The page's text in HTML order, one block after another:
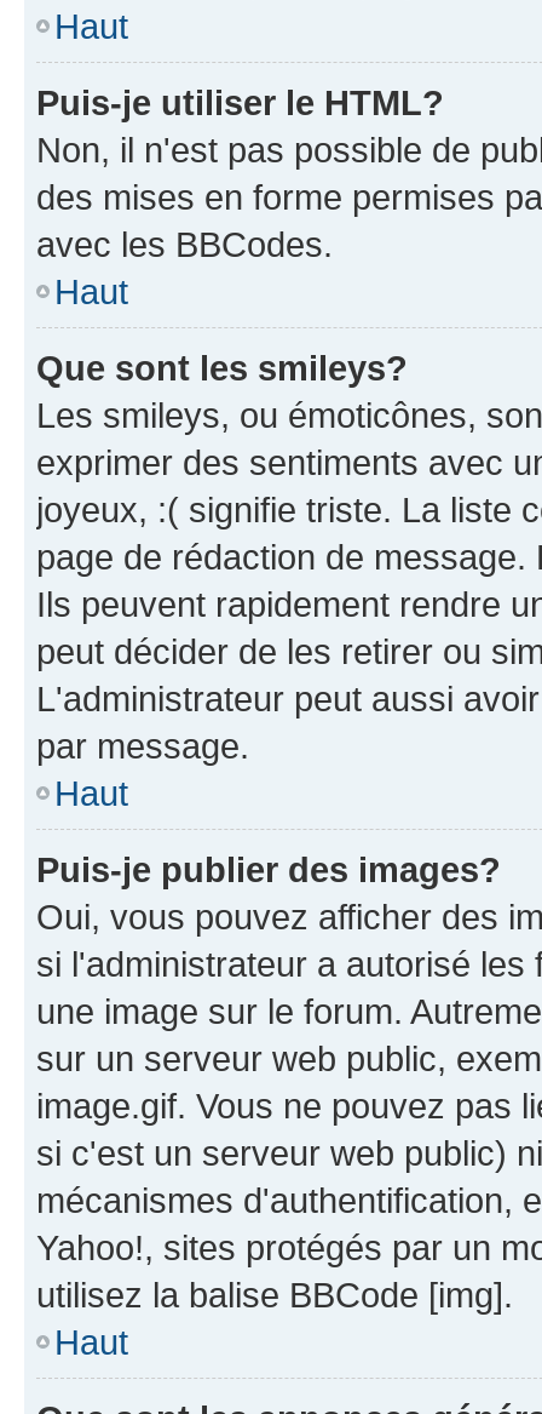
Haut
Puis-je utiliser le HTML?
Non, il n'est pas possible de
des mises en forme permises
avec les BBCodes.
Haut
Que sont les smileys?
Les smileys, ou émoticônes,
exprimer des sentiments avec
joyeux, :( signifie triste. La liste
page de rédaction de
Ils peuvent rapidement rendre
peut décider de les retirer ou
L'administrateur peut aussi
par message.
Haut
Puis-je publier des images?
Oui, vous pouvez afficher des
si l'administrateur a autorisé
une image sur le forum.
sur un serveur web public,
image.gif. Vous ne pouvez pas
si c'est un serveur web public)
mécanismes d'authentification,
Yahoo!, sites protégés par un
utilisez la balise BBCode [img].
Haut